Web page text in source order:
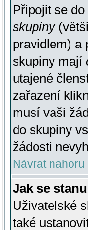
Připojit se
skupiny
pravidlem) a
skupiny mají
utajené
zařazení
musí vaši
do skupiny
žádosti
Návrat nahoru
Jak se
Uživatelské
také